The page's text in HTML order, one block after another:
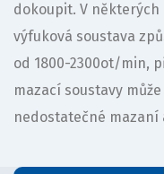
dokoupit. V
výfuková soustava
od 1800-2300ot/min,
mazací soustavy
nedostatečné